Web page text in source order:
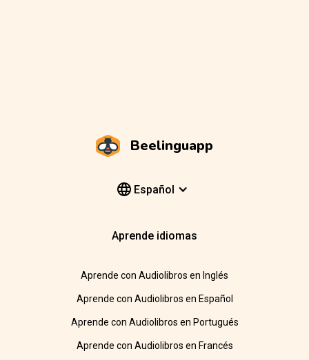
Beelinguapp
Español
Aprende idiomas
Aprende con Audiolibros en Inglés
Aprende con Audiolibros en Español
Aprende con Audiolibros en Portugués
Aprende con Audiolibros en Francés